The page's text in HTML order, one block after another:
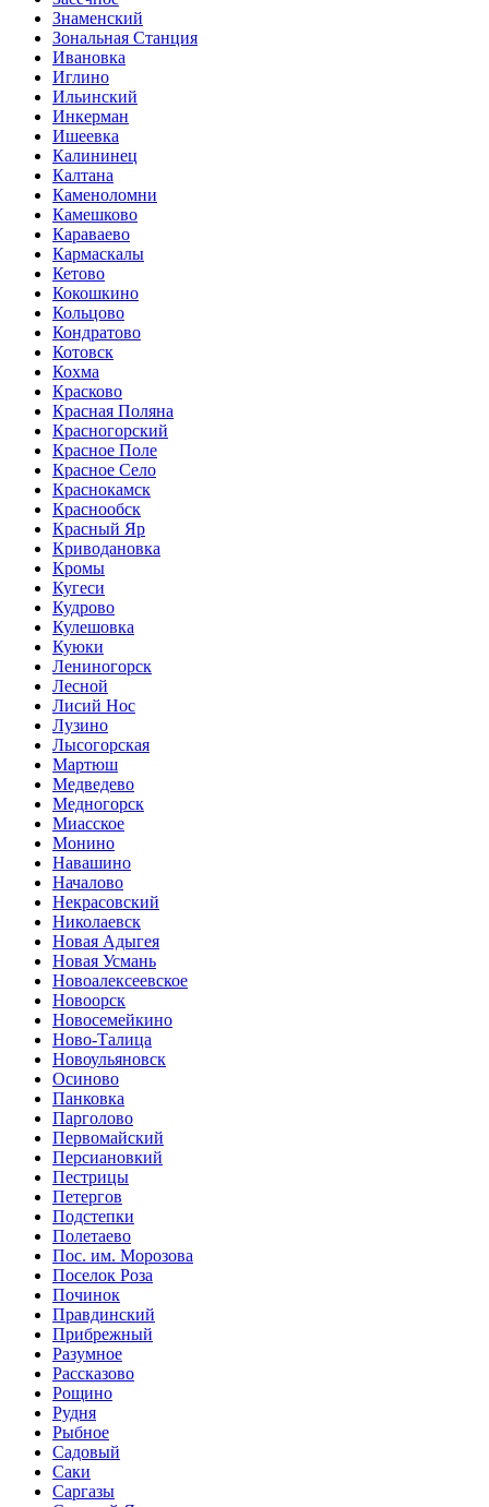
Знаменский
Зональная Станция
Ивановка
Иглино
Ильинский
Инкерман
Ишеевка
Калининец
Калтана
Каменоломни
Камешково
Караваево
Кармаскалы
Кетово
Кокошкино
Кольцово
Кондратово
Котовск
Кохма
Красково
Красная Поляна
Красногорский
Красное Поле
Красное Село
Краснокамск
Краснообск
Красный Яр
Криводановка
Кромы
Кугеси
Кудрово
Кулешовка
Куюки
Лениногорск
Лесной
Лисий Нос
Лузино
Лысогорская
Мартюш
Медведево
Медногорск
Миасское
Монино
Навашино
Началово
Некрасовский
Николаевск
Новая Адыгея
Новая Усмань
Новоалексеевское
Новоорск
Новосемейкино
Ново-Талица
Новоульяновск
Осиново
Панковка
Парголово
Первомайский
Персиановкий
Пестрицы
Петергов
Подстепки
Полетаево
Пос. им. Морозова
Поселок Роза
Починок
Правдинский
Прибрежный
Разумное
Рассказово
Рощино
Рудня
Рыбное
Садовый
Саки
Саргазы